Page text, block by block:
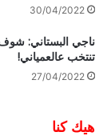
30/04/2022
ناجي البستاني: شوف
تنتخب عالعمياني!
27/04/2022
هيك كنا